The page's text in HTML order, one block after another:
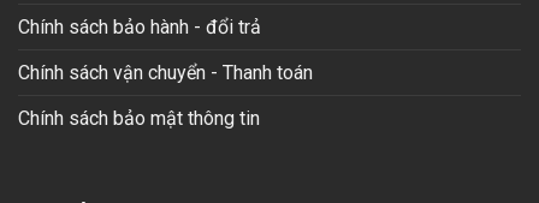
Chính sách bảo hành - đổi trả
Chính sách vận chuyển - Thanh toán
Chính sách bảo mật thông tin